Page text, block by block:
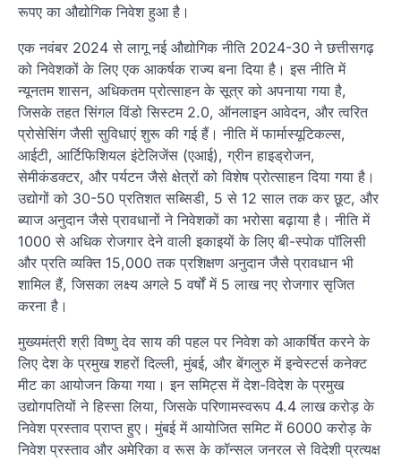
रूपए का औद्योगिक निवेश हुआ है।
एक नवंबर 2024 से लागू नई औद्योगिक नीति 2024-30 ने छत्तीसगढ़
को निवेशकों के लिए एक आकर्षक राज्य बना दिया है। इस नीति में
न्यूनतम शासन, अधिकतम प्रोत्साहन के सूत्र को अपनाया गया है,
जिसके तहत सिंगल विंडो सिस्टम 2.0, ऑनलाइन आवेदन, और त्वरित
प्रोसेसिंग जैसी सुविधाएं शुरू की गई हैं। नीति में फार्मास्यूटिकल्स,
आईटी, आर्टिफिशियल इंटेलिजेंस (एआई), ग्रीन हाइड्रोजन,
सेमीकंडक्टर, और पर्यटन जैसे क्षेत्रों को विशेष प्रोत्साहन दिया गया है।
उद्योगों को 30-50 प्रतिशत सब्सिडी, 5 से 12 साल तक कर छूट, और
ब्याज अनुदान जैसे प्रावधानों ने निवेशकों का भरोसा बढ़ाया है। नीति में
1000 से अधिक रोजगार देने वाली इकाइयों के लिए बी-स्पोक पॉलिसी
और प्रति व्यक्ति 15,000 तक प्रशिक्षण अनुदान जैसे प्रावधान भी
शामिल हैं, जिसका लक्ष्य अगले 5 वर्षों में 5 लाख नए रोजगार सृजित
करना है।
मुख्यमंत्री श्री विष्णु देव साय की पहल पर निवेश को आकर्षित करने के
लिए देश के प्रमुख शहरों दिल्ली, मुंबई, और बेंगलुरु में इन्वेस्टर्स कनेक्ट
मीट का आयोजन किया गया। इन समिट्स में देश-विदेश के प्रमुख
उद्योगपतियों ने हिस्सा लिया, जिसके परिणामस्वरूप 4.4 लाख करोड़ के
निवेश प्रस्ताव प्राप्त हुए। मुंबई में आयोजित समिट में 6000 करोड़ के
निवेश प्रस्ताव और अमेरिका व रूस के कॉन्सल जनरल से विदेशी प्रत्यक्ष